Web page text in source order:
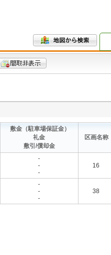
敷金（駐車場保証金）
礼金
敷引/償却金
区画名称
-
-
-
16
-
-
-
38